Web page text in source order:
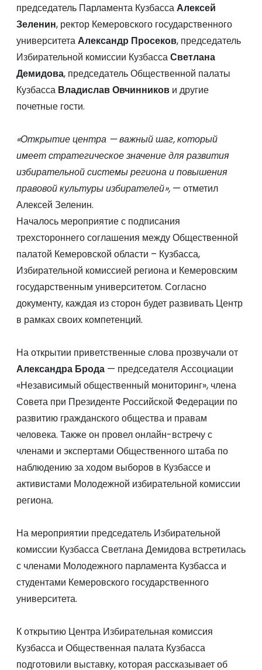
председатель Парламента КузбассаАлексей
Зеленин, ректор Кемеровского государственного
университетаАлександр Просеков, председатель
Избирательной комиссии КузбассаСветлана
Демидова, председатель Общественной палаты
Кузбасса Владислав Овчинникови другие
почетные гости.
«Открытие центра — важный шаг, который
имеет стратегическое значение для развития
избирательной системы региона и повышения
правовой культуры избирателей»,— отметил
Алексей Зеленин.
Началось мероприятие с подписания
трехстороннего соглашения между Общественной
палатой Кемеровской области – Кузбасса,
Избирательной комиссией региона и Кемеровским
государственным университетом. Согласно
документу, каждая из сторон будет развивать Центр
в рамках своих компетенций.
На открытии приветственные слова прозвучали от
Александра Брода— председателя Ассоциации
«Независимый общественный мониторинг», члена
Совета при Президенте Российской Федерации по
развитию гражданского общества и правам
человека. Также он провел онлайн-встречу с
членами и экспертами Общественного штаба по
наблюдению за ходом выборов в Кузбассе и
активистами Молодежной избирательной комиссии
региона.
На мероприятии председатель Избирательной
комиссии Кузбасса Светлана Демидова встретилась
с членами Молодежного парламента Кузбасса и
студентами Кемеровского государственного
университета.
К открытию Центра Избирательная комиссия
Кузбасса и Общественная палата Кузбасса
подготовили выставку, которая рассказывает об